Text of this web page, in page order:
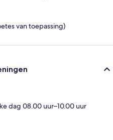
van toepassing)
dag 08.00 uur–10.00 uur